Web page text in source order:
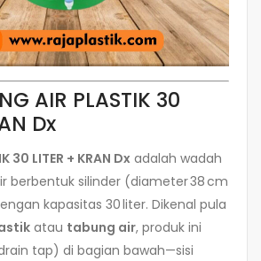
AIR PLASTIK 30
Dx
30 LITER + KRAN Dx adalah wadah
berbentuk silinder (diameter 38 cm
kapasitas 30 liter. Dikenal pula
atau tabung air, produk ini
tap) di bagian bawah—sisi